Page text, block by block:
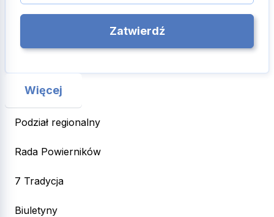
Więcej
Podział regionalny
Rada Powierników
7 Tradycja
Biuletyny